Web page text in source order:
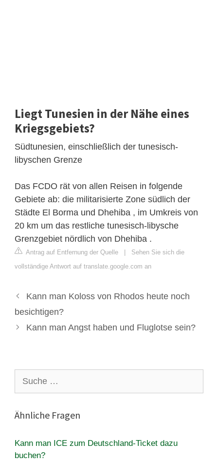
Liegt Tunesien in der Nähe eines
Kriegsgebiets?
Südtunesien, einschließlich der tunesisch-
libyschen Grenze
Das FCDO rät von allen Reisen in folgende
Gebiete ab: die militarisierte Zone südlich der
Städte El Borma und Dhehiba , im Umkreis von
20 km um das restliche tunesisch-libysche
Grenzgebiet nördlich von Dhehiba .
Antrag auf Entfernung der Quelle | Sehen Sie sich die
vollständige Antwort auf translate.google.com an
Kann man Koloss von Rhodos heute noch
besichtigen?
Kann man Angst haben und Fluglotse sein?
nach:
Ähnliche Fragen
Kann man ICE zum Deutschland-Ticket dazu
buchen?